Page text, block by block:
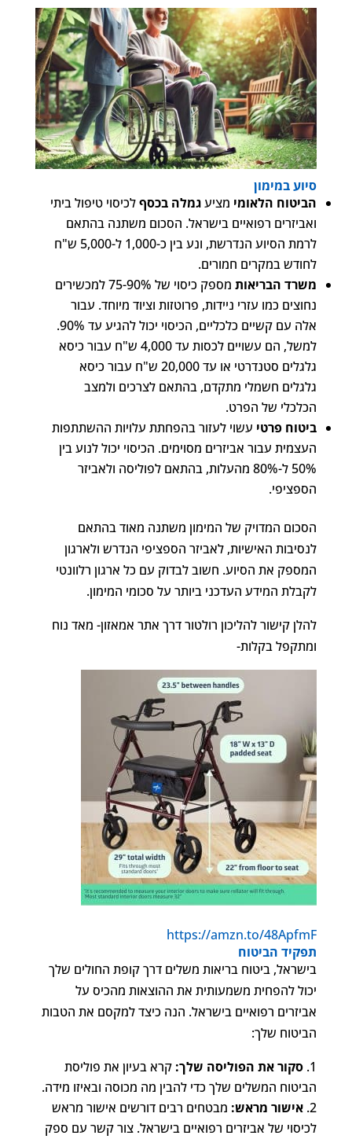
סיוע במימון
הביטוח הלאומי מציעגמלה בכסףלכיסוי טיפול ביתי
ואביזרים רפואיים בישראל. הסכום משתנה בהתאם
לרמת הסיוע הנדרשת, ונע בין כ-1,000 ל-5,000 ש"ח
לחודש במקרים חמורים.
משרד הבריאות
מספק כיסוי של 75-90% למכשירים
נחוצים כמו עזרי ניידות, פרוטזות וציוד מיוחד. עבור
אלה עם קשיים כלכליים, הכיסוי יכול להגיע עד 90%.
למשל, הם עשויים לכסות עד 4,000 ש"ח עבור כיסא
גלגלים סטנדרטי או עד 20,000 ש"ח עבור כיסא
גלגלים חשמלי מתקדם, בהתאם לצרכים ולמצב
הכלכלי של הפרט.
ביטוח פרטי עשוי לעזור בהפחתת עלויות ההשתתפות
העצמית עבור אביזרים מסוימים. הכיסוי יכול לנוע בין
50% ל-80% מהעלות, בהתאם לפוליסה ולאביזר
הספציפי.
הסכום המדויק של המימון משתנה מאוד בהתאם
לנסיבות האישיות, לאביזר הספציפי הנדרש ולארגון
המספק את הסיוע. חשוב לבדוק עם כל ארגון רלוונטי
לקבלת המידע העדכני ביותר על סכומי המימון.
להלן קישור להליכון רולטור דרך אתר אמאזון- מאד נוח
ומתקפל בקלות-
https://amzn.to/48ApfmF
תפקיד הביטוח
בישראל, ביטוח בריאות משלים דרך קופת החולים שלך
יכול להפחית משמעותית את ההוצאות מהכיס על
אביזרים רפואיים בישראל. הנה כיצד למקסם את הטבות
הביטוח שלך:
סקור את הפוליסה שלך: קרא בעיון את פוליסת
הביטוח המשלים שלך כדי להבין מה מכוסה ובאיזו מידה.
אישור מראש: מבטחים רבים דורשים אישור מראש
לכיסוי של אביזרים רפואיים בישראל. צור קשר עם ספק